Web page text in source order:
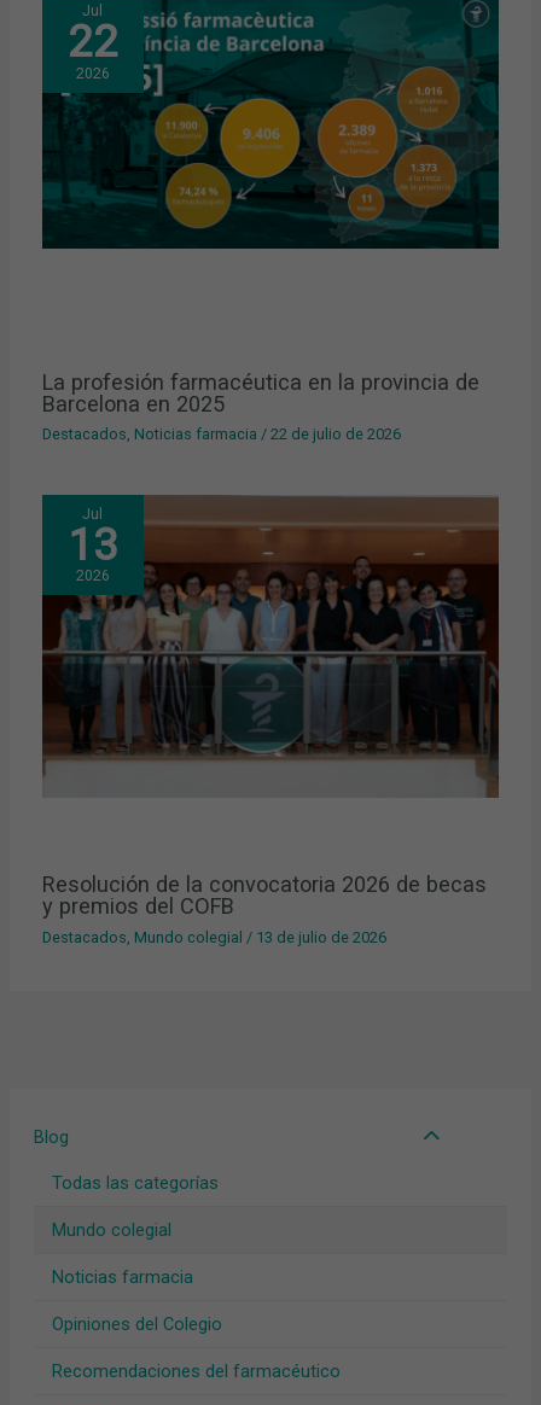
Blog
Todas las categorías
Mundo colegial
Noticias farmacia
Opiniones del Colegio
Recomendaciones del farmacéutico
Jul
22
2026
La profesión farmacéutica en la provincia de
Barcelona en 2025
Destacados, Noticias farmacia /22 de julio de 2026
Jul
13
2026
Resolución de la convocatoria 2026 de becas
y premios del COFB
Destacados Mundo colegial / 13 de julio de 2026